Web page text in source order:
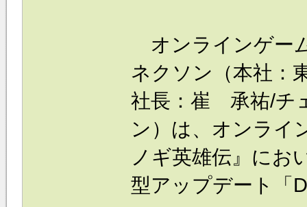
オンラインゲー
ネクソン（本社：
社長：崔 承祐/チ
ン）は、オンライ
ノギ英雄伝』にお
型アップデート「